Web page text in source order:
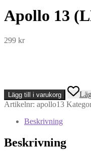
Apollo 13
299 kr
Apollo
13
(LD,
mängd
Lägg till i varukorg
Artikelnr: apollo13
Beskrivning
Beskrivning